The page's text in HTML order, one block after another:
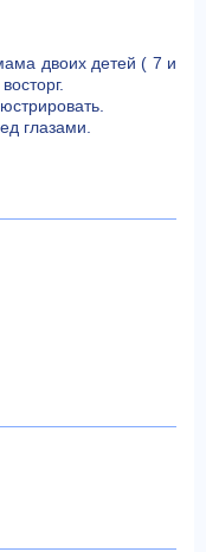
двоих детей ( 7 и
глазами.